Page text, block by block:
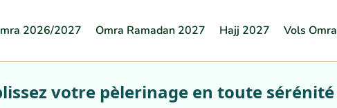
2026/2027 Omra Ramadan 2027 Hajj 2027 Vols Omra
votre pèlerinage en toute sérénité